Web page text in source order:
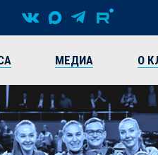
МЕДИА О